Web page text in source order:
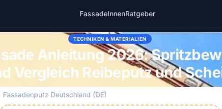
FassadeInnenRatgeber
TECHNIKEN & MATERIALIEN
Anleitung 2026:
Vergleich Reibeputz und
Fassadenputz Deutschland (DE)